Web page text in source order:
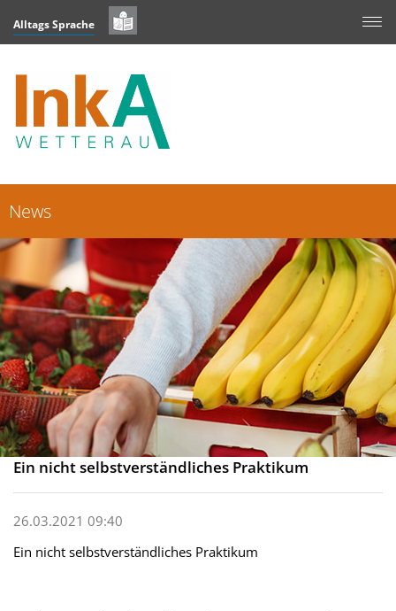
Alltags Sprache
News
Ein nicht selbstverständliches Praktikum
26.03.2021 09:40
Ein nicht selbstverständliches Praktikum